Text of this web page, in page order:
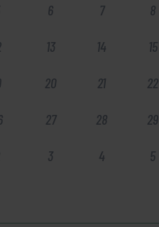
6 7 8
13 14 15
20 21 22
27 28 29
3 4 5